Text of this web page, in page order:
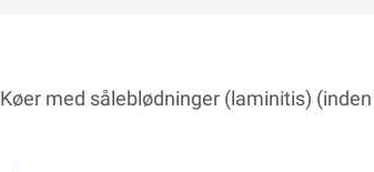
Køer med såleblødninger (laminitis)